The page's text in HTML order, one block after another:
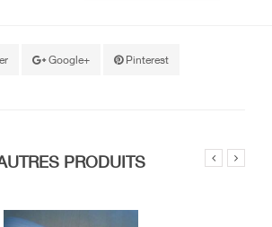
Google+ Pinterest
PRODUITS